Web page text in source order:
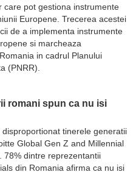
care pot gestiona instrumente
Europene. Trecerea acestei
de a implementa instrumente
si marcheaza
in cadrul Planului
(PNRR).
romani spun ca nu isi
tinerele generatii
Global Gen Z and Millennial
78% dintre reprezentantii
din Romania afirma ca nu isi